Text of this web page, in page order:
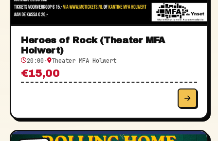
Heroes of Rock (Theater MFA
Holwert)
20:00 · Theater MFA Holwert
€15,00